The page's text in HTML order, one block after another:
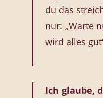
du das
nur: „Warte
wird alles
Ich glaube,